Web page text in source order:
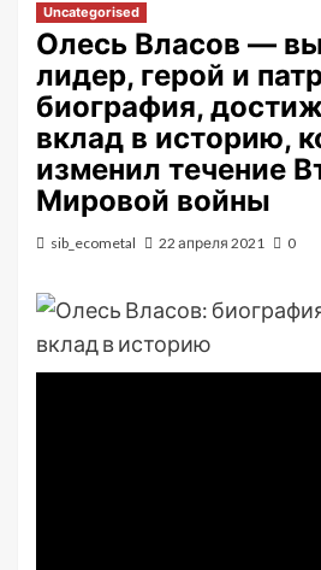
Uncategorised
Олесь Власов —
лидер, герой и
биография,
вклад в историю,
изменил течение
Мировой войны
sib_ecometal 22 апреля 2021 0